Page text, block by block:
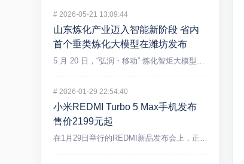
# 2026-05-21 13:09:44
山东炼化产业迈入智能新阶段 省内
首个垂类炼化大模型在潍坊发布
5 月 20 日，“弘润・移动” 炼化智炬大模型发布会在潍坊...
# 2026-01-29 22:54:40
小米REDMI Turbo 5 Max手机发布
售价2199元起
在1月29日举行的REDMI新品发布会上，正式发布REDMI...